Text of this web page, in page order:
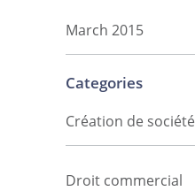
March 2015
Categories
Création de société
Droit commercial